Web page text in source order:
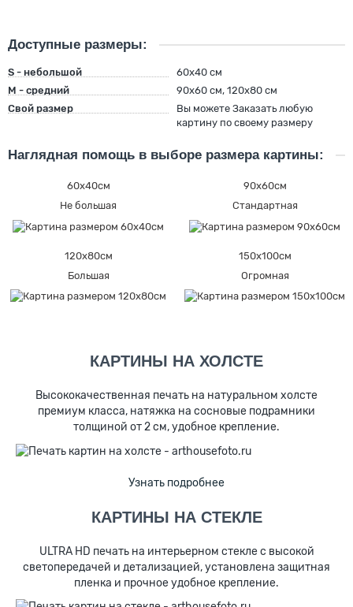
Доступные размеры:
S - небольшой
60х40 см
M - средний
90х60 см, 120х80 см
Свой размер
Вы можете Заказать любую
картину по своему размеру
Наглядная помощь в выборе размера картины:
60х40см
Не большая
90х60см
Стандартная
120х80см
Большая
150х100см
Огромная
КАРТИНЫ НА ХОЛСТЕ
Высококачественная печать на натуральном холсте
премиум класса, натяжка на сосновые подрамники
толщиной от 2 см, удобное крепление.
Узнать подробнее
КАРТИНЫ НА СТЕКЛЕ
ULTRA HD печать на интерьерном стекле с высокой
светопередачей и детализацией, установлена защитная
пленка и прочное удобное крепление.